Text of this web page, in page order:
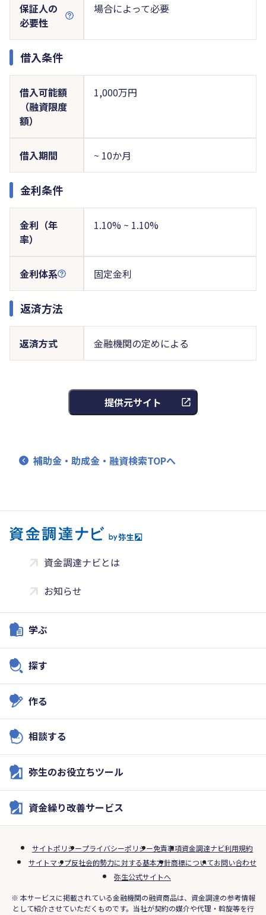
保証人の
必要性
場合によって必要
借入条件
借入可能額
（融資限度
額）
1,000万円
借入期間 ~ 10か月
金利条件
金利（年
率）
1.10% ~ 1.10%
金利体系 固定金利
返済方法
返済方式 金融機関の定めによる
提供元サイト
補助金・助成金・融資検索TOPへ
資金調達ナビとは
お知らせ
学ぶ
探す
作る
相談する
弥生のお役立ちツール
資金繰り改善サービス
サイトポリシープライバシーポリシー免責事項資金調達ナビ利用規約
サイトマップ反社会的勢力に対する基本方針商標についてお問い合わせ
弥生公式サイトへ
※ 本サービスに掲載されている金融機関の融資商品は、資金調達の参考情報
として紹介させていただくものです。当社が契約の媒介や代理・斡旋等を行